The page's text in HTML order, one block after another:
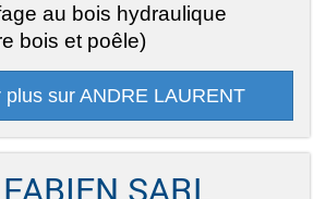
au bois hydraulique
bois et poêle)
plus sur ANDRE LAURENT
SARL